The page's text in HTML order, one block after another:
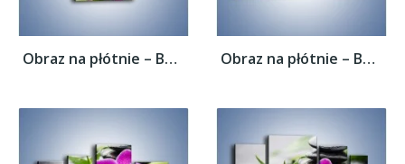
Obraz na płótnie – Bambusowe dodatki z... Obraz na płótnie – Bambusowe dodatki z...